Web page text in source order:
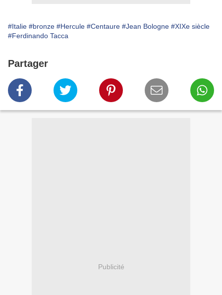
#Italie #bronze #Hercule #Centaure #Jean Bologne #XIXe siècle
#Ferdinando Tacca
Partager
Publicité